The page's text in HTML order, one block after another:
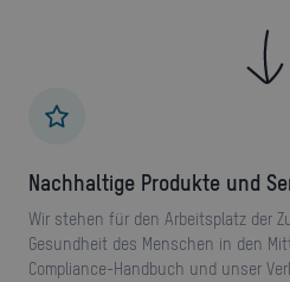
Nachhaltige Produkte und
Wir stehen für den Arbeitsplatz der
Gesundheit des Menschen in den
Compliance-Handbuch und unser